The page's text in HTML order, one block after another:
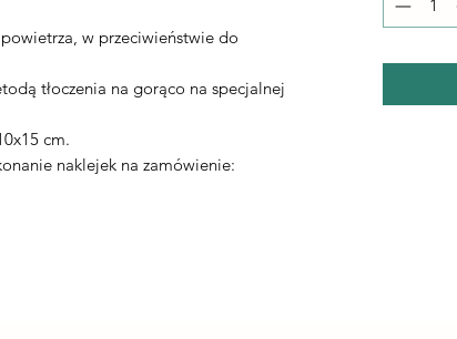
w przeciwieństwie do
tłoczenia na gorąco na specjalnej
cm.
naklejek na zamówienie: